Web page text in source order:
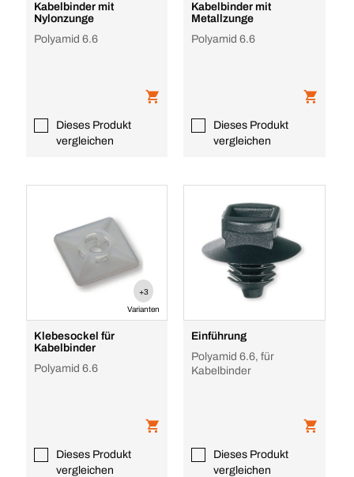
Kabelbinder mit
Nylonzunge
Polyamid 6.6
Dieses Produkt
vergleichen
Kabelbinder mit
Metallzunge
Polyamid 6.6
Dieses Produkt
vergleichen
+3
Varianten
Klebesockel für
Kabelbinder
Polyamid 6.6
Dieses Produkt
vergleichen
Einführung
Polyamid 6.6, für
Kabelbinder
Dieses Produkt
vergleichen